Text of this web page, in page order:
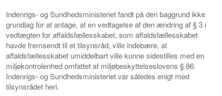
Indenrigs- og Sundhedsministeriet fandt på den baggrund ikke
grundlag for at antage, at en vedtagelse af den ændring af § 3 i
vedtægten for affaldsfællesskabet, som affaldsfællesskabet
havde fremsendt til et tilsynsråd, ville indebære, at
affaldsfællesskabet umiddelbart ville kunne sidestilles med en
miljøkontrolenhed omfattet af miljøbeskyttelseslovens § 86.
Indenrigs- og Sundhedsministeriet var således enigt med
tilsynsrådet heri.